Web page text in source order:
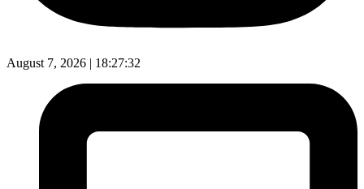
August 7, 2026 | 18:27:33